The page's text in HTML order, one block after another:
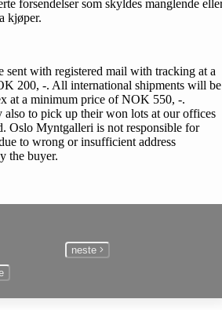
forsendelser som skyldes manglende
kjøper.
sent with registered mail with tracking at a
200, -. All international shipments will be
at a minimum price of NOK 550, -.
also to pick up their won lots at our offices
Oslo Myntgalleri is not responsible for
to wrong or insufficient address
the buyer.
neste